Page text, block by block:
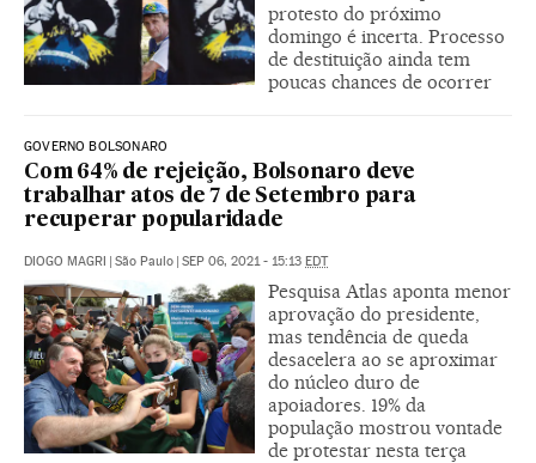
protesto do próximo
domingo é incerta. Processo
de destituição ainda tem
poucas chances de ocorrer
GOVERNO BOLSONARO
Com 64% de rejeição, Bolsonaro deve
trabalhar atos de 7 de Setembro para
recuperar popularidade
DIOGO MAGRI | São Paulo | SEP 06, 2021 - 15:13 EDT
Pesquisa Atlas aponta menor
aprovação do presidente,
mas tendência de queda
desacelera ao se aproximar
do núcleo duro de
apoiadores. 19% da
população mostrou vontade
de protestar nesta terça